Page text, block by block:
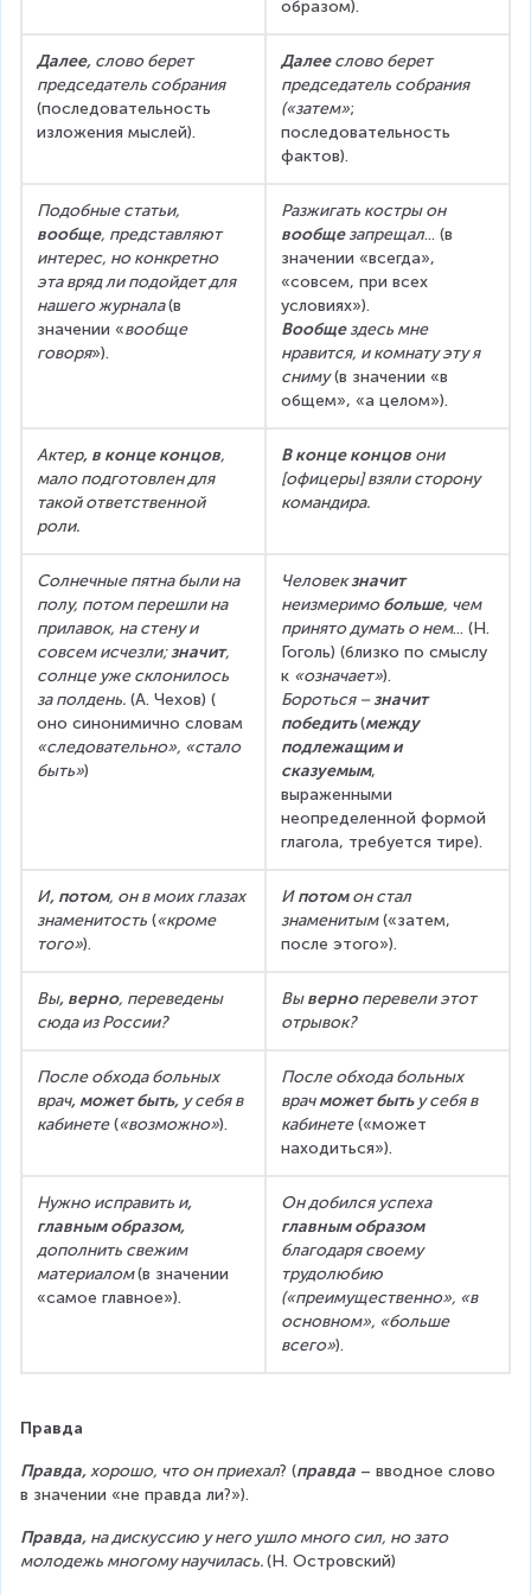
образом).
Далее, слово берет
председатель собрания
(последовательность
изложения мыслей).
Далее слово берет
председатель собрания
(«затем»;
последовательность
фактов).
Подобные статьи,
вообще, представляют
интерес, но конкретно
эта вряд ли подойдет для
нашего журнала (в
значении «вообще
говоря»).
Разжигать костры он
вообще запрещал... (в
значении «всегда»,
«совсем, при всех
условиях»).
Вообще здесь мне
нравится, и комнату эту я
сниму (в значении «в
общем», «а целом»).
Актер, в конце концов,
мало подготовлен для
такой ответственной
роли.
В конце концов они
[офицеры] взяли сторону
командира.
Солнечные пятна были на
полу, потом перешли на
прилавок, на стену и
совсем исчезли; значит,
солнце уже склонилось
за полдень. (А. Чехов) (
оно синонимично словам
«следовательно», «стало
быть»)
Человек значит
неизмеримо больше, чем
принято думать о нем... (Н.
Гоголь) (близко по смыслу
к «означает»).
Бороться – значит
победить(между
подлежащим и
сказуемым,
выраженными
неопределенной формой
глагола, требуется тире).
И, потом, он в моих глазах
знаменитость («кроме
того»).
И потом он стал
знаменитым («затем,
после этого»).
Вы, верно, переведены
сюда из России?
Вы верно перевели этот
отрывок?
После обхода больных
врач, может быть, у себя в
кабинете («возможно»).
После обхода больных
врач может быть у себя в
кабинете («может
находиться»).
Нужно исправить и,
главным образом,
дополнить свежим
материалом (в значении
«самое главное»).
Он добился успеха
главным образом
благодаря своему
трудолюбию
(«преимущественно», «в
основном», «больше
всего»).
Правда
Правда, хорошо, что он приехал? (правда – вводное слово
в значении «не правда ли?»).
Правда, на дискуссию у него ушло много сил, но зато
молодежь многому научилась. (Н. Островский)